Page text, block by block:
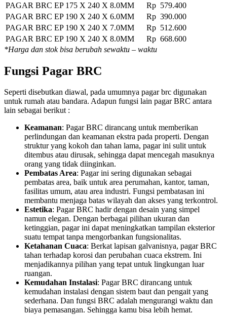
PAGAR BRC EP 175 X 240 X 8.0MM
Rp 579.400
PAGAR BRC EP 190 X 240 X 6.0MM
Rp 390.000
PAGAR BRC EP 190 X 240 X 7.0MM
Rp 512.600
PAGAR BRC EP 190 X 240 X 8.0MM
Rp 668.600
*Harga dan stok bisa berubah sewaktu – waktu
Fungsi Pagar BRC
Seperti disebutkan diawal, pada umumnya pagar brc digunakan
untuk rumah atau bandara. Adapun fungsi lain pagar BRC antara
lain sebagai berikut :
Keamanan: Pagar BRC dirancang untuk memberikan
perlindungan dan keamanan ekstra pada properti. Dengan
struktur yang kokoh dan tahan lama, pagar ini sulit untuk
ditembus atau dirusak, sehingga dapat mencegah masuknya
orang yang tidak diinginkan.
Pembatas Area: Pagar ini sering digunakan sebagai
pembatas area, baik untuk area perumahan, kantor, taman,
fasilitas umum, atau area industri. Fungsi pembatasan ini
membantu menjaga batas wilayah dan akses yang terkontrol.
Estetika: Pagar BRC hadir dengan desain yang simpel
namun elegan. Dengan berbagai pilihan ukuran dan
ketinggian, pagar ini dapat meningkatkan tampilan eksterior
suatu tempat tanpa mengorbankan fungsionalitas.
Ketahanan Cuaca: Berkat lapisan galvanisnya, pagar BRC
tahan terhadap korosi dan perubahan cuaca ekstrem. Ini
menjadikannya pilihan yang tepat untuk lingkungan luar
ruangan.
Kemudahan Instalasi: Pagar BRC dirancang untuk
kemudahan instalasi dengan sistem baut dan pengait yang
sederhana. Dan fungsi BRC adalah mengurangi waktu dan
biaya pemasangan. Sehingga kamu bisa lebih hemat.